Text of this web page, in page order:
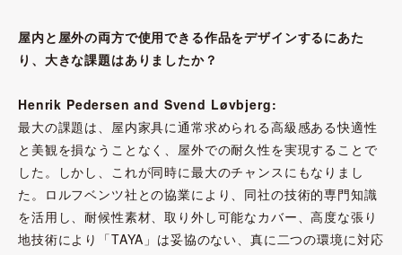
屋内と屋外の両方で使用できる作品をデザインするにあた
り、大きな課題はありましたか？
Henrik Pedersen and Svend Løvbjerg:
最大の課題は、屋内家具に通常求められる高級感ある快適性
と美観を損なうことなく、屋外での耐久性を実現することで
した。しかし、これが同時に最大のチャンスにもなりまし
た。ロルフベンツ社との協業により、同社の技術的専門知識
を活用し、耐候性素材、取り外し可能なカバー、高度な張り
地技術により「TAYA」は妥協のない、真に二つの環境に対応